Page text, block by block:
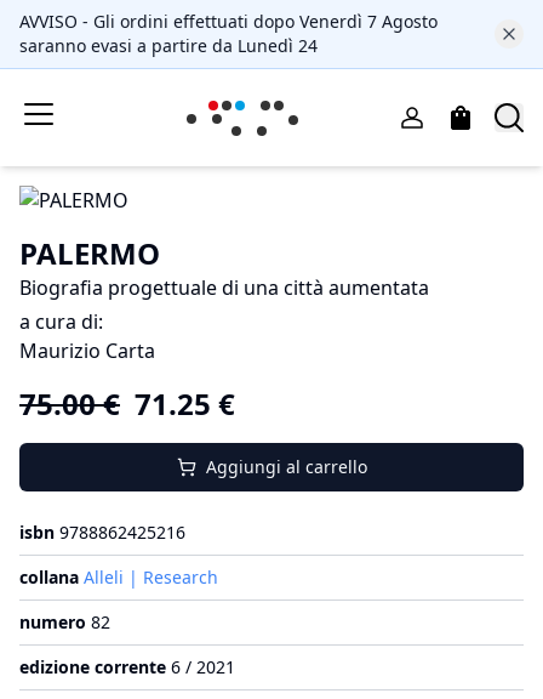
AVVISO - Gli ordini effettuati dopo Venerdì 7 Agosto
saranno evasi a partire da Lunedì 24
PALERMO
Biografia progettuale di una città aumentata
a cura di:
Maurizio Carta
75.00€ 71.25 €
Aggiungi al carrello
isbn 9788862425216
collana Alleli | Research
numero 82
edizione corrente 6 / 2021